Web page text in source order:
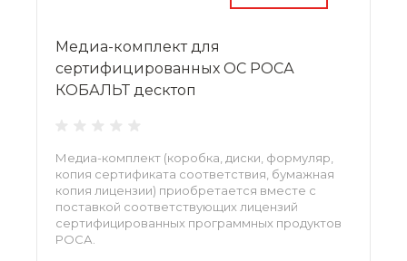
Медиа-комплект для
сертифицированных ОС РОСА
КОБАЛЬТ десктоп
Медиа-комплект (коробка, диски, формуляр,
копия сертификата соответствия, бумажная
копия лицензии) приобретается вместе с
поставкой соответствующих лицензий
сертифицированных программных продуктов
РОСА.